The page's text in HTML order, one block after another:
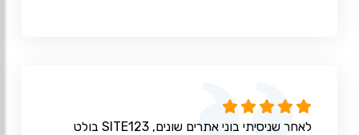
לאחר שניסיתי בוני אתרים שונים, SITE123 בולט